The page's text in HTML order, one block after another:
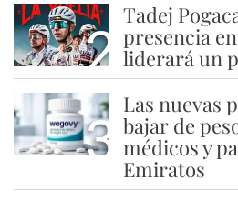
2
Tadej
presencia
liderará un
3
Las nuevas
bajar de
médicos y
Emiratos